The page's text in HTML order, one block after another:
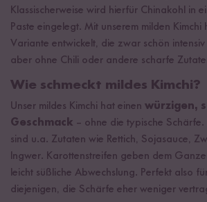
Klassischerweise wird hierfür Chinakohl in
Paste eingelegt. Mit unserem milden Kimchi
Variante entwickelt, die zwar schön intensiv
aber ohne Chili oder andere scharfe
Wie schmeckt mildes Kimchi?
Unser mildes Kimchi hat einen würzigen,
Geschmack – ohne die typische
sind u.a. Zutaten wie Rettich, Sojasauce,
Ingwer. Karottenstreifen geben dem
leicht süßliche Abwechslung. Perfekt also
diejenigen, die Schärfe eher weniger